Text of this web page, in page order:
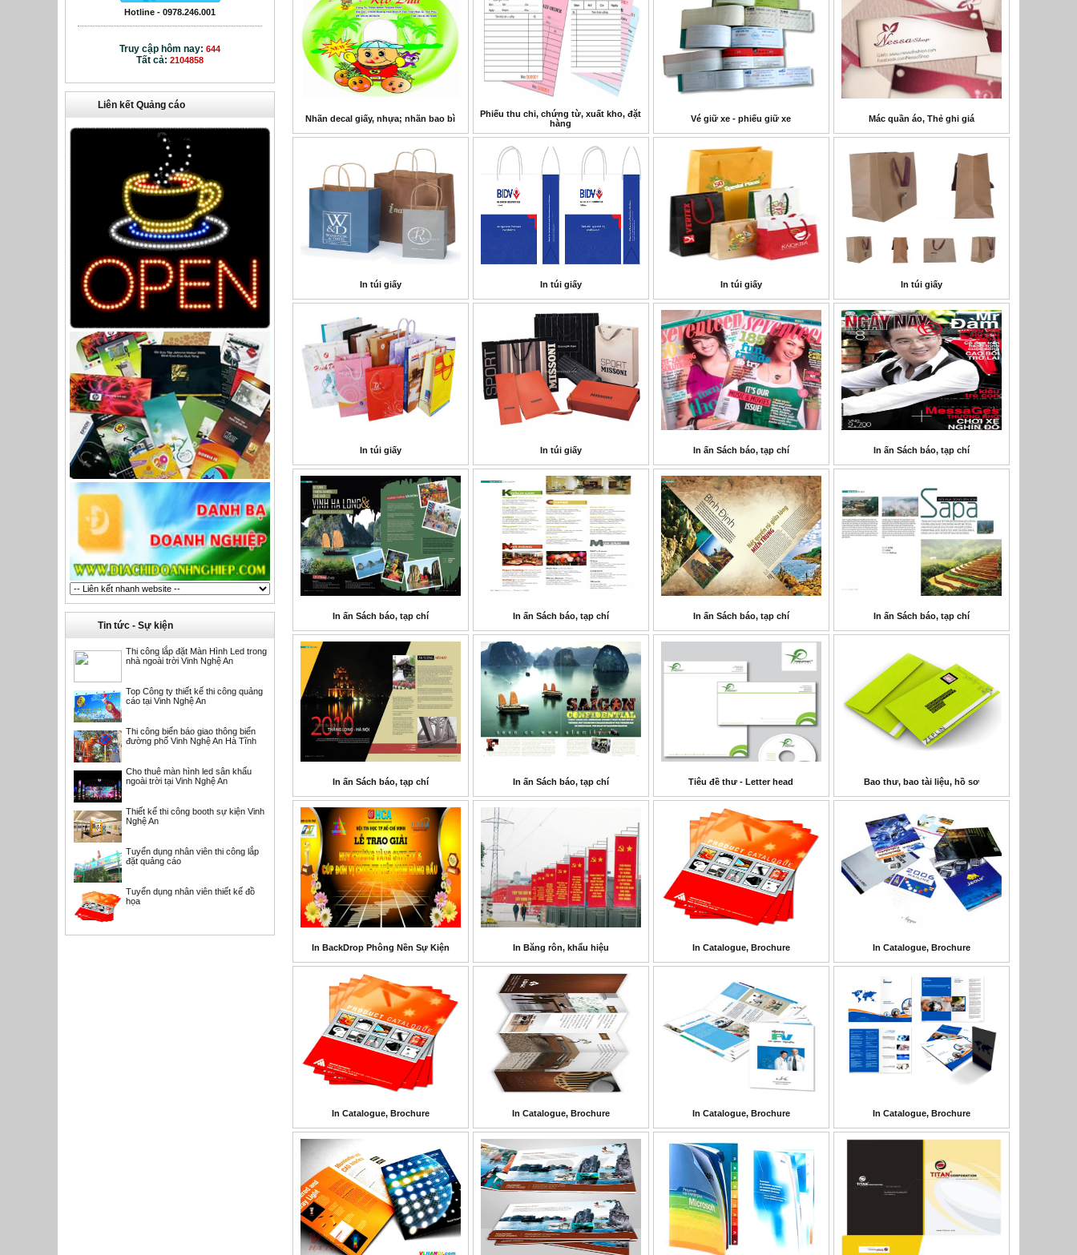
Hotline - 0978.246.001
Truy cập hôm nay: 644
Tất cả: 2104858
Liên kết Quảng cáo
Tin tức - Sự kiện
Thi công lắp đặt Màn Hình Led trong
nhà ngoài trời Vinh Nghệ An
Top Công ty thiết kế thi công quảng
cáo tại Vinh Nghệ An
Thi công biển báo giao thông biển
đường phố Vinh Nghệ An Hà Tĩnh
Cho thuê màn hình led sân khấu
ngoài trời tại Vinh Nghệ An
Thiết kế thi công booth sự kiện Vinh
Nghệ An
Tuyển dụng nhân viên thi công lắp
đặt quảng cáo
Tuyển dụng nhân viên thiết kế đồ
họa
Nhãn decal giấy, nhựa; nhãn bao bì
Phiếu thu chi, chứng từ, xuất kho, đặt
hàng
Vé giữ xe - phiếu giữ xe Mác quần áo, Thẻ ghi giá
In túi giấy In túi giấy In túi giấy In túi giấy
In túi giấy In túi giấy In ấn Sách báo, tạp chí In ấn Sách báo, tạp chí
In ấn Sách báo, tạp chí In ấn Sách báo, tạp chí In ấn Sách báo, tạp chí In ấn Sách báo, tạp chí
In ấn Sách báo, tạp chí In ấn Sách báo, tạp chí Tiêu đề thư - Letter head Bao thư, bao tài liệu, hồ sơ
In BackDrop Phông Nền Sự Kiện In Băng rôn, khẩu hiệu In Catalogue, Brochure In Catalogue, Brochure
In Catalogue, Brochure In Catalogue, Brochure In Catalogue, Brochure In Catalogue, Brochure